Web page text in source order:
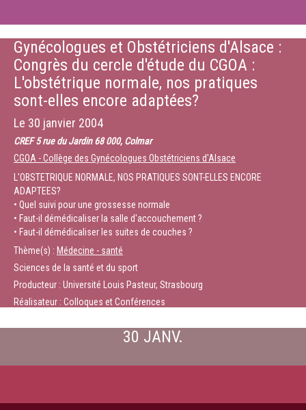
Gynécologues et Obstétriciens d'Alsace :
Congrès du cercle d'étude du CGOA :
L'obstétrique normale, nos pratiques
sont-elles encore adaptées?
Le 30 janvier 2004
CREF 5 rue du Jardin 68 000, Colmar
CGOA - Collège des Gynécologues Obstétriciens d'Alsace
L'OBSTETRIQUE NORMALE, NOS PRATIQUES SONT-ELLES ENCORE
ADAPTEES?
• Quel suivi pour une grossesse normale
• Faut-il démédicaliser la salle d'accouchement ?
• Faut-il démédicaliser les suites de couches ?
Thème(s) : Médecine - santé
Sciences de la santé et du sport
Producteur : Université Louis Pasteur, Strasbourg
Réalisateur : Colloques et Conférences
30 JANV.